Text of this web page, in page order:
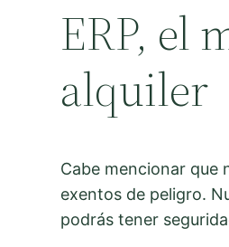
ERP, el
alquiler
Cabe mencionar que
exentos de peligro.
podrás tener